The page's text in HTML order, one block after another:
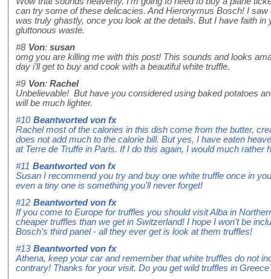
can try some of these delicacies. And Hieronymus Bosch! I
was truly ghastly, once you look at the details. But I have faith
gluttonous waste.
#8 Von: susan
omg you are killing me with this post! This sounds and looks
day i'll get to buy and cook with a beautiful white truffle.
#9 Von: Rachel
Unbelievable! But have you considered using baked potatoes
will be much lighter.
#10 Beantworted von fx
Rachel most of the calories in this dish come from the butter,
does not add much to the calorie bill. But yes, I have eaten
at Terre de Truffe in Paris. If I do this again, I would much rather
#11 Beantworted von fx
Susan I recommend you try and buy one white truffle once in
even a tiny one is something you'll never forget!
#12 Beantworted von fx
If you come to Europe for truffles you should visit Alba in
cheaper truffles than we get in Switzerland! I hope I won't be
Bosch's third panel - all they ever get is look at them truffles!
#13 Beantworted von fx
Athena, keep your car and remember that white truffles do not
contrary! Thanks for your visit. Do you get wild truffles in